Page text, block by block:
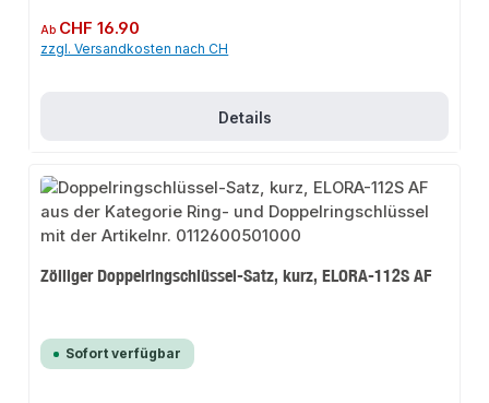
Regulärer Preis:
Ab CHF 16.90
zzgl. Versandkosten nach CH
Details
Zölliger Doppelringschlüssel-Satz, kurz, ELORA-112S AF
Sofort verfügbar